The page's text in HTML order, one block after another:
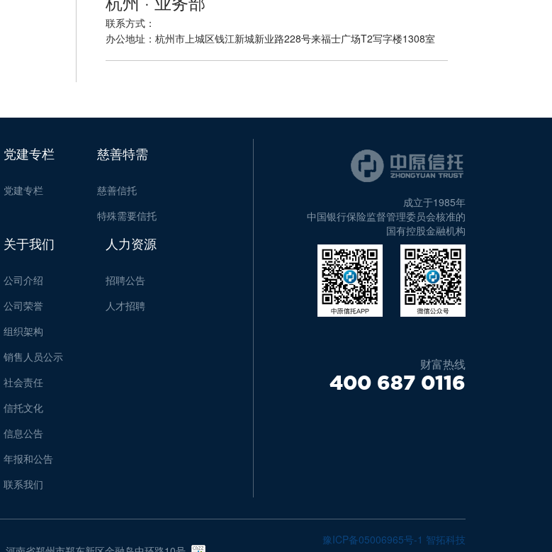
联系方式：
办公地址：杭州市上城区钱江新城新业路228号来福士广场T2写字楼1308室
党建专栏
党建专栏
慈善特需
慈善信托
特殊需要信托
关于我们
公司介绍
公司荣誉
组织架构
销售人员公示
社会责任
信托文化
信息公告
年报和公告
联系我们
人力资源
招聘公告
人才招聘
成立于1985年
中国银行保险监督管理委员会核准的
国有控股金融机构
财富热线
400 687 0116
豫ICP备05006965号-1 智拓科技